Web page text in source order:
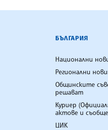
БЪЛГАРСКА
БЪЛГАРИЯ
Национални
Регионални
Общинските
решават
Куриер
актове и
ЦИК